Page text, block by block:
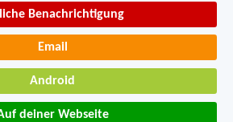
Benachrichtigung
Email
Android
deiner Webseite